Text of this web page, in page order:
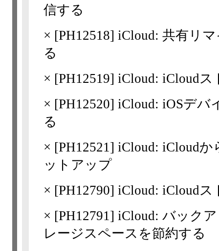
信する
× [PH12518] iCloud: 共有リ
る
× [PH12519] iCloud: iCloud
× [PH12520] iCloud: iOSデバ
る
× [PH12521] iCloud: iCloud
ットアップ
× [PH12790] iCloud: iCloud
× [PH12791] iCloud: バック
レージスペースを節約する